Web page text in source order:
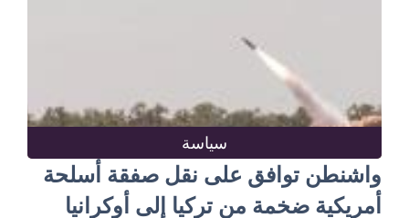
سياسة
واشنطن توافق على نقل صفقة أسلحة
أمريكية ضخمة من تركيا إلى أوكرانيا